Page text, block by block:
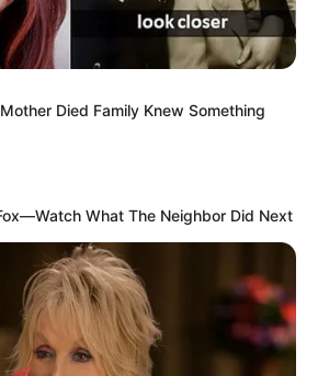
Died Family Knew Something
What The Neighbor Did Next